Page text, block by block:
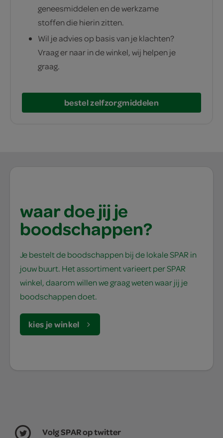
geneesmiddelen en de werkzame
stoffen die hierin zitten.
Wil je advies op basis van je klachten?
Vraag er naar in de winkel, wij helpen je
graag.
bestel zelfzorgmiddelen
waar doe jij je
boodschappen?
Je bestelt de boodschappen bij de lokale SPAR in
jouw buurt. Het assortiment varieert per SPAR
winkel, daarom willen we graag weten waar jij je
boodschappen doet.
kies je winkel
Volg SPAR op twitter